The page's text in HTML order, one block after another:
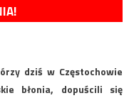
dziś w Częstochowie
błonia, dopuścili się